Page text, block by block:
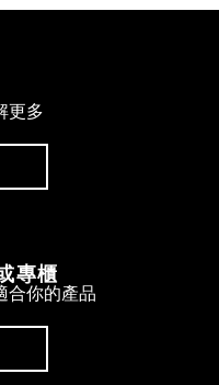
更多
專櫃
合你的產品